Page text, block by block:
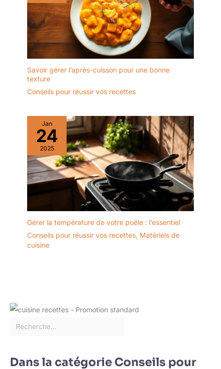
Savoir gérer l’après-cuisson pour une bonne
texture
Conseils pour réussir vos recettes
Jan
24
2025
Gérer la température de votre poêle : l’essentiel
Conseils pour réussir vos recettes, Matériels de
cuisine
Dans la catégorie Conseils pour